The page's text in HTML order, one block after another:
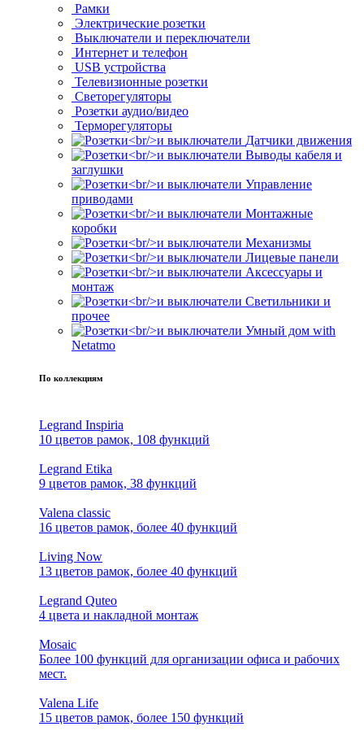
Рамки
Электрические розетки
Выключатели и переключатели
Интернет и телефон
USB устройства
Телевизионные розетки
Светорегуляторы
Розетки аудио/видео
Терморегуляторы
Датчики движения
Выводы кабеля и
заглушки
Управление
приводами
Монтажные
коробки
Механизмы
Лицевые панели
Аксессуары и
монтаж
Светильники и
прочее
Умный дом with
Netatmo
По коллекциям
Legrand Inspiria
10 цветов рамок, 108 функций
Legrand Etika
9 цветов рамок, 38 функций
Valena classic
16 цветов рамок, более 40 функций
Living Now
13 цветов рамок, более 40 функций
Legrand Quteo
4 цвета и накладной монтаж
Mosaic
Более 100 функций для организации офиса и рабочих
мест.
Valena Life
15 цветов рамок, более 150 функций